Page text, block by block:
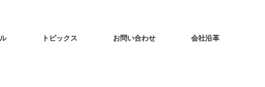
トピックス お問い合わせ 会社沿革